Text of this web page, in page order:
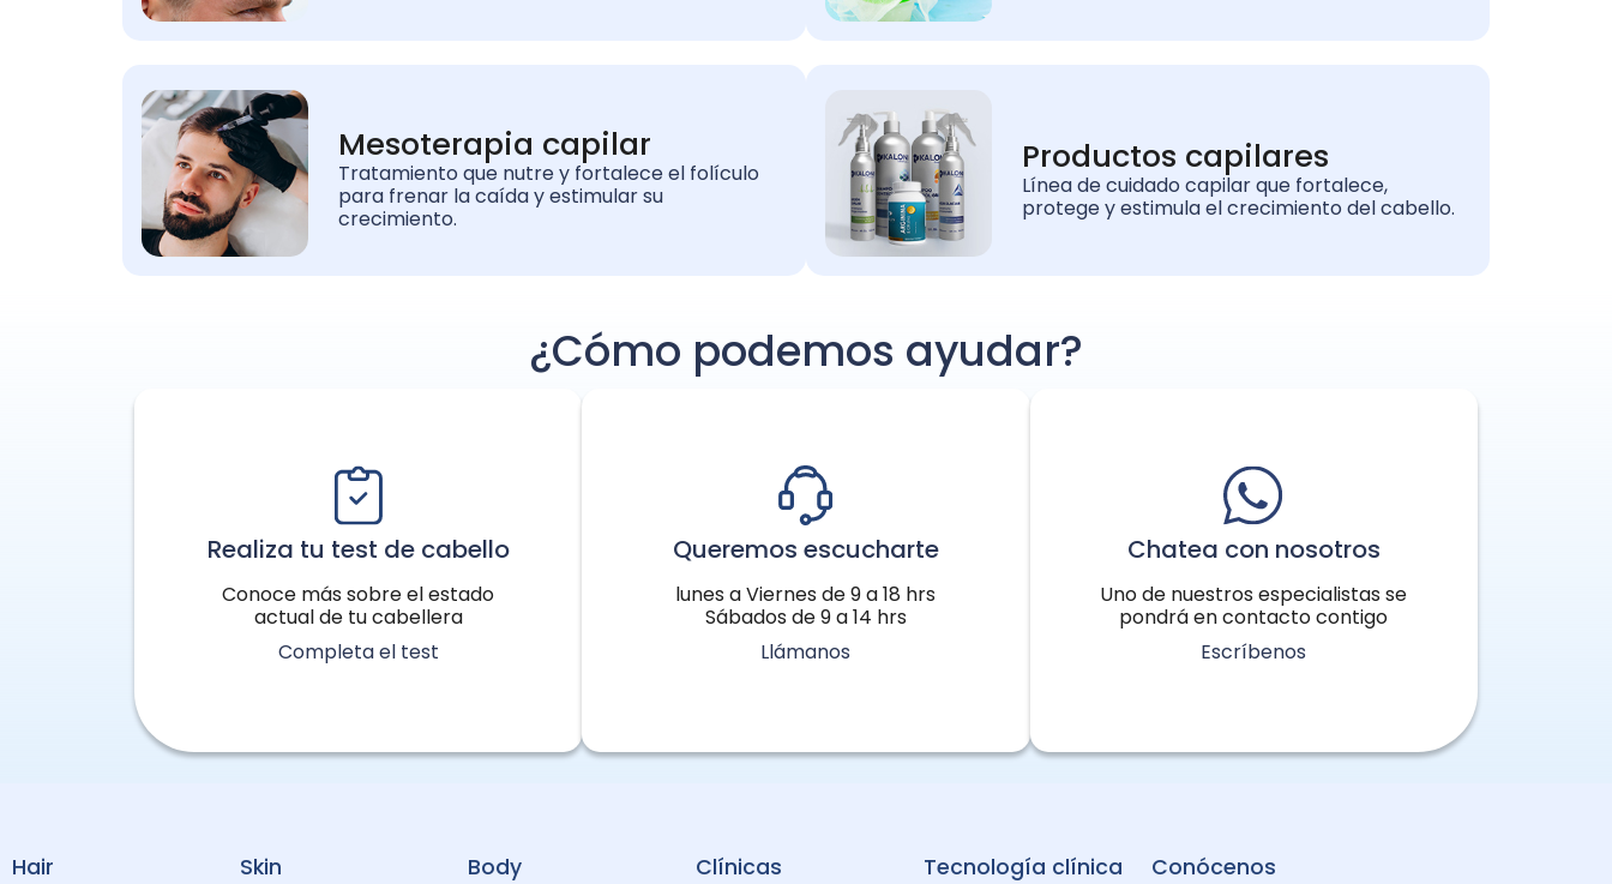
Mesoterapia capilar
Tratamiento que nutre y fortalece el folículo
para frenar la caída y estimular su
crecimiento.
Productos capilares
Línea de cuidado capilar que fortalece,
protege y estimula el crecimiento del cabello.
¿Cómo podemos ayudar?
Realiza tu test de cabello
Conoce más sobre el estado
actual de tu cabellera
Completa el test
Queremos escucharte
lunes a Viernes de 9 a 18 hrs
Sábados de 9 a 14 hrs
Llámanos
Chatea con nosotros
Uno de nuestros especialistas se
pondrá en contacto contigo
Escríbenos
Hair Skin Body Clínicas Tecnología clínica Conócenos